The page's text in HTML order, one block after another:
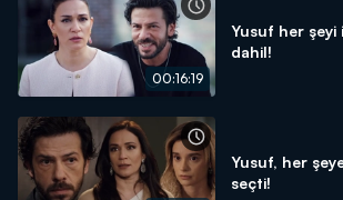
00:16:19
Yusuf her şeyi
dahil!
Yusuf, her
seçti!